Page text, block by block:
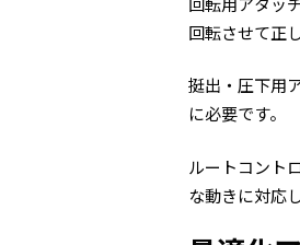
回転させて正
挺出・圧下用
に必要です。
ルートコント
な動きに対応